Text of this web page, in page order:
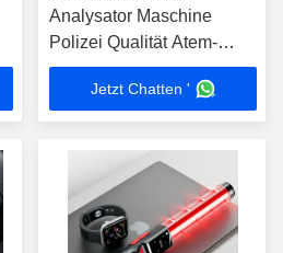
Analysator Maschine
Polizei Qualität Atem-
Analysator Zwei-Modus-
Erkennung
Jetzt Chatten '